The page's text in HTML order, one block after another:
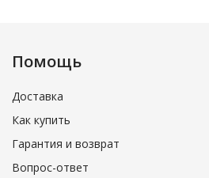
Помощь
Доставка
Как купить
Гарантия и возврат
Вопрос-ответ